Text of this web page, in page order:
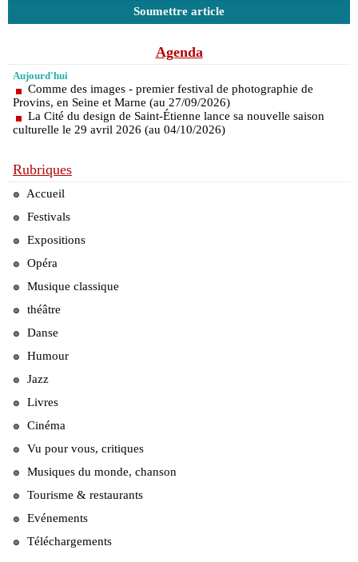
Soumettre article
Agenda
Aujourd'hui
Comme des images - premier festival de photographie de
Provins, en Seine et Marne (au 27/09/2026)
La Cité du design de Saint-Étienne lance sa nouvelle saison
culturelle le 29 avril 2026 (au 04/10/2026)
Rubriques
Accueil
Festivals
Expositions
Opéra
Musique classique
théâtre
Danse
Humour
Jazz
Livres
Cinéma
Vu pour vous, critiques
Musiques du monde, chanson
Tourisme & restaurants
Evénements
Téléchargements